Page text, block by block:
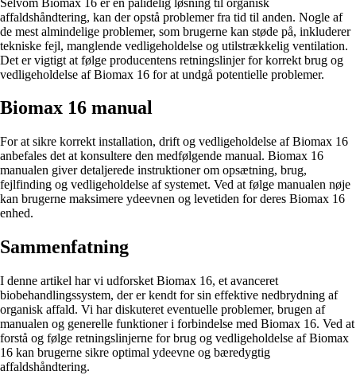
affaldshåndtering, kan der opstå problemer fra tid til anden. Nogle af
de mest almindelige problemer, som brugerne kan støde på, inkluderer
tekniske fejl, manglende vedligeholdelse og utilstrækkelig ventilation.
Det er vigtigt at følge producentens retningslinjer for korrekt brug og
vedligeholdelse af Biomax 16 for at undgå potentielle problemer.
Biomax 16 manual
For at sikre korrekt installation, drift og vedligeholdelse af Biomax 16
anbefales det at konsultere den medfølgende manual. Biomax 16
manualen giver detaljerede instruktioner om opsætning, brug,
fejlfinding og vedligeholdelse af systemet. Ved at følge manualen nøje
kan brugerne maksimere ydeevnen og levetiden for deres Biomax 16
enhed.
Sammenfatning
I denne artikel har vi udforsket Biomax 16, et avanceret
biobehandlingssystem, der er kendt for sin effektive nedbrydning af
organisk affald. Vi har diskuteret eventuelle problemer, brugen af
manualen og generelle funktioner i forbindelse med Biomax 16. Ved at
forstå og følge retningslinjerne for brug og vedligeholdelse af Biomax
16 kan brugerne sikre optimal ydeevne og bæredygtig
affaldshåndtering.